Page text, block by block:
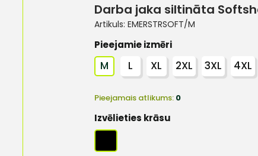
Darba jaka siltināta
Artikuls: EMERSTRSOFT/M
Pieejamie izmēri
M L XL 2XL 3XL 4XL
Pieejamais atlikums: 0
Izvēlieties krāsu